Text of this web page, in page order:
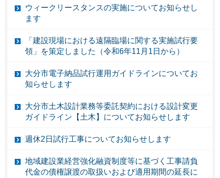
ウィークリースタンスの実施についてお知らせし
ます
「建設現場における遠隔臨場に関する実施試行要
領」を策定しました（令和6年11月1日から）
大分市電子納品試行運用ガイドラインについてお
知らせします
大分市土木設計業務等委託契約における設計変更
ガイドライン【土木】についてお知らせします
週休2日試行工事についてお知らせします
地域建設業経営強化融資制度等に基づく工事請負
代金の債権譲渡の取扱いおよび適用期間の延長に